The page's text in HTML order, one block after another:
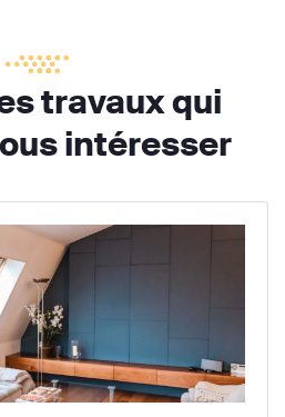
travaux qui
intéresser